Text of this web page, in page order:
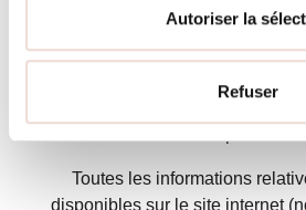
Autoriser la
Refuser
remboursés.
Gris de Toile n’assume aucune
dommages directs et indirects
Toutes les informations
disponibles sur le site internet